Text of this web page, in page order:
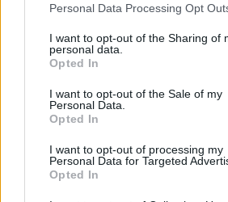
Personal Data Processing Opt
I want to opt-out of the Sharing of
personal data.
Opted In
I want to opt-out of the Sale of my
Personal Data.
Opted In
I want to opt-out of processing my
Personal Data for Targeted
Opted In
προς 2 (οξυζενέ) και συνιστάται η
Εchosline. Ο χρόνος αναμονής είναι
Εξαρτάται από τα volume του
να ανοίξετε.Αμέσως μετά το
χρώματα ρεφλέ της Echos light
υπέροχο αποτέλεσμα ξανθού χωρίς
τόνους ,καθώς τα ρεφλέ χρώματα